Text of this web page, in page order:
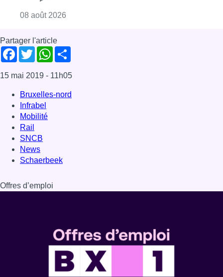
08 août 2026
Partager l'article
Facebook
TwitterWhatsApp
15 mai 2019 - 11h05
Bruxelles-nord
Infrabel
Mobilité
Rail
SNCB
News
Schaerbeek
Offres d’emploi